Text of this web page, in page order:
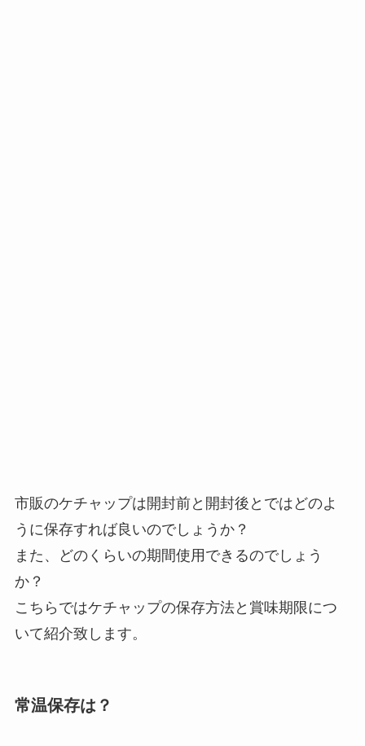
市販のケチャップは開封前と開封後とではどのよ
うに保存すれば良いのでしょうか？
また、どのくらいの期間使用できるのでしょう
か？
こちらではケチャップの保存方法と賞味期限につ
いて紹介致します。
常温保存は？